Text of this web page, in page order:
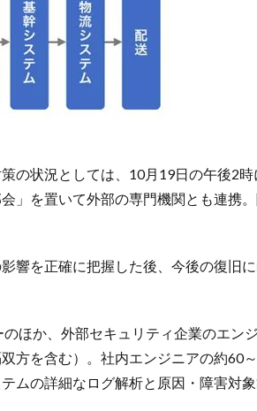
の状況としては、10月19日の午後2
」を置いて外部の専門機関とも連携
響を正確に把握した後、今後の復旧
ほか、外部セキュリティ企業のエン
方を含む）。社内エンジニアの約60
ムの詳細なログ解析と原因・障害対